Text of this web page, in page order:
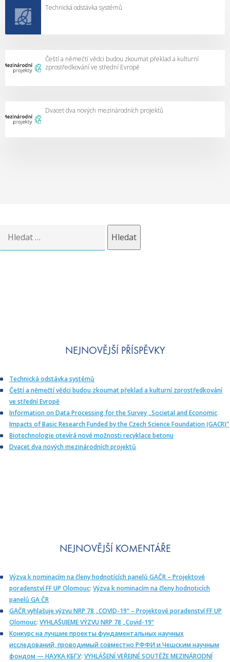
Technická odstávka systémů
Čeští a němečtí vědci budou zkoumat překlad a kulturní
zprostředkování ve střední Evropě
Dvacet dva nových mezinárodních projektů
NEJNOVĚJŠÍ PŘÍSPĚVKY
Technická odstávka systémů
Čeští a němečtí vědci budou zkoumat překlad a kulturní zprostředkování
ve střední Evropě
Information on Data Processing for the Survey „Societal and Economic
Impacts of Basic Research Funded by the Czech Science Foundation (GACR)”
Biotechnologie otevírá nové možnosti recyklace betonu
Dvacet dva nových mezinárodních projektů
NEJNOVĚJŠÍ KOMENTÁŘE
Výzva k nominacím na členy hodnotících panelů GAČR – Projektové
poradenství FF UP Olomouc: Výzva k nominacím na členy hodnoticích
panelů GA ČR
GAČR vyhlašuje výzvu NRP 78 „COVID-19“ – Projektové poradenství FF UP
Olomouc: VYHLAŠUJEME VÝZVU NRP 78 „Covid-19“
Конкурс на лучшие проекты фундаментальных научных
исследований, проводимый совместно РФФИ и Чешским научным
фондом — НАУКА КБГУ: VYHLÁŠENÍ VEŘEJNÉ SOUTĚŽE MEZINÁRODNÍ